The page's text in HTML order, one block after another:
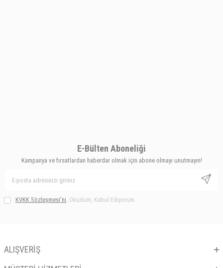
E-Bülten Aboneliği
Kampanya ve fırsatlardan haberdar olmak için abone olmayı unutmayın!
KVKK Sözleşmesi'ni, Okudum, Kabul Ediyorum.
ALIŞVERİŞ